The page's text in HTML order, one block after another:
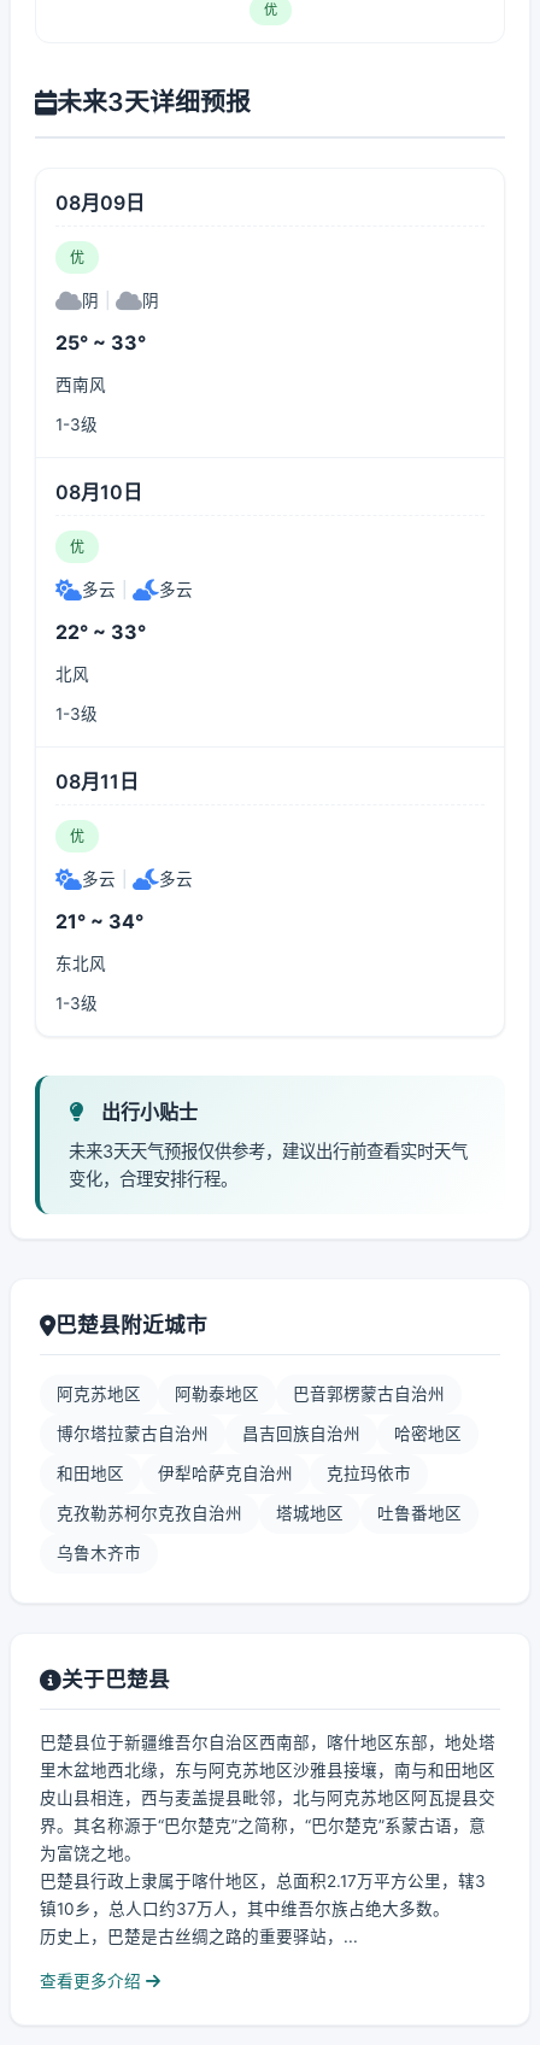
优
未来3天详细预报
08月09日
优
阴 阴
25° ~ 33°
西南风
1-3级
08月10日
优
多云 多云
22° ~ 33°
北风
1-3级
08月11日
优
多云 多云
21° ~ 34°
东北风
1-3级
出行小贴士
未来3天天气预报仅供参考，建议出行前查看实时天气
变化，合理安排行程。
巴楚县附近城市
阿克苏地区 阿勒泰地区 巴音郭楞蒙古自治州
博尔塔拉蒙古自治州 昌吉回族自治州 哈密地区
和田地区 伊犁哈萨克自治州 克拉玛依市
克孜勒苏柯尔克孜自治州 塔城地区 吐鲁番地区
乌鲁木齐市
关于巴楚县
巴楚县位于新疆维吾尔自治区西南部，喀什地区东部，地处塔
里木盆地西北缘，东与阿克苏地区沙雅县接壤，南与和田地区
皮山县相连，西与麦盖提县毗邻，北与阿克苏地区阿瓦提县交
界。其名称源于“巴尔楚克”之简称，“巴尔楚克”系蒙古语，意
为富饶之地。
巴楚县行政上隶属于喀什地区，总面积2.17万平方公里，辖3
镇10乡，总人口约37万人，其中维吾尔族占绝大多数。
历史上，巴楚是古丝绸之路的重要驿站，...
查看更多介绍